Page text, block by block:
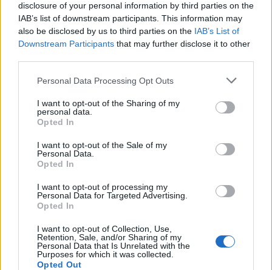
disclosure of your personal information by third parties on the
IAB’s list of downstream participants. This information may
also be disclosed by us to third parties on the IAB’s List of
Downstream Participants that may further disclose it to other
Please note that this website/app uses one or more Google
not limited to your visit or usage behaviour. You may click to
grant or deny consent to Google and its third-party tags to
use your data for below specified purposes in below Google
consent section.
Personal Data Processing Opt Outs
I want to opt-out of the Sharing of my
personal data.
Opted In
I want to opt-out of the Sale of my
Personal Data.
Opted In
I want to opt-out of processing my
Personal Data for Targeted Advertising.
Opted In
I want to opt-out of Collection, Use,
Retention, Sale, and/or Sharing of my
Personal Data that Is Unrelated with the
Purposes for which it was collected.
Opted Out
CRIPTOMONEDAS
volatilidad del mercado con criptomonedas
Diego Martín · 6 Ago 2026
COTIZACIONES CRYPTO